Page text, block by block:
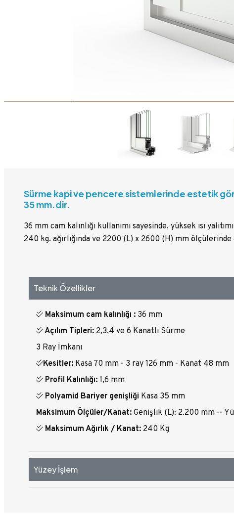
Sürme kapi ve pencere sistemlerinde estetik
35 mm.dir.
36 mm cam kalınlığı kullanımı sayesinde, yüksek ısı
240 kg. ağırlığında ve 2200 (L) x 2600 (H) mm
Teknik Özellikler
Maksimum cam kalınlığı : 36 mm
Açılım Tipleri: 2,3,4 ve 6 Kanatlı Sürme
3 Ray İmkanı
Kesitler: Kasa 70 mm - 3 ray 126 mm - Kanat 48 mm
Profil Kalınlığı: 1,6 mm
Polyamid Bariyer genişliği Kasa 35 mm
Maksimum Ölçüler/Kanat: Genişlik (L): 2.200 mm --
Maksimum Ağırlık / Kanat: 240 Kg
Yüzey İşlem